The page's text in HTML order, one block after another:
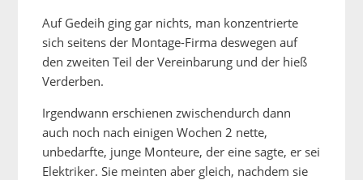
Auf Gedeih ging gar nichts, man konzentrierte
sich seitens der Montage-Firma deswegen auf
den zweiten Teil der Vereinbarung und der hieß
Verderben.
Irgendwann erschienen zwischendurch dann
auch noch nach einigen Wochen 2 nette,
unbedarfte, junge Monteure, der eine sagte, er sei
Elektriker. Sie meinten aber gleich, nachdem sie